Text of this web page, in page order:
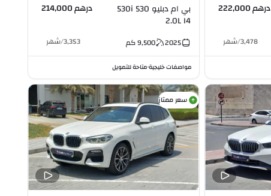
درهم 222,000
3,478
/شهر
بي ام دبليو 530 530i
2.0L I4
درهم 214,000
2025
9,500كم 3,353
/شهر
مواصفات خليجية•متاحة للتمويل
سعر ممتاز